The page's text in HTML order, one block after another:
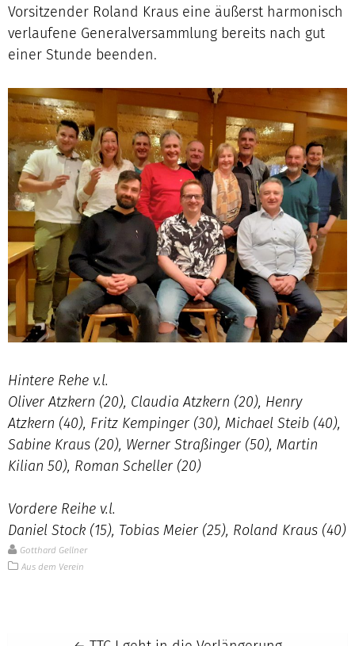
Vorsitzender Roland Kraus eine äußerst harmonisch
verlaufene Generalversammlung bereits nach gut
einer Stunde beenden.
Hintere Rehe v.l.
Oliver Atzkern (20), Claudia Atzkern (20), Henry
Atzkern (40), Fritz Kempinger (30), Michael Steib (40),
Sabine Kraus (20), Werner Straßinger (50), Martin
Kilian 50), Roman Scheller (20)
Vordere Reihe v.l.
Daniel Stock (15), Tobias Meier (25), Roland Kraus (40)
Gotthard Gellner
Aus dem Verein